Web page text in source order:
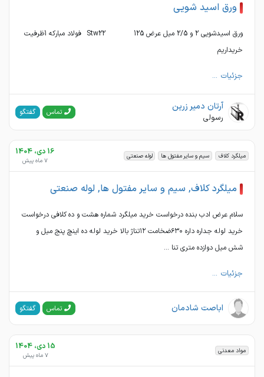
ورق اسید شویی
ورق اسیدشویی 2 و 2/5 میل عرض 125 Stw22 فولاد مبارکه 1ظرفیت
خریداریم
جزئیات ...
آرتان دمیر زرین
رسولی تماس گفتگو
میلگرد کلاف سیم و سایر مفتول ها لوله صنعتی 16 دی، 1404
7 ماه پیش
میلگرد کلاف, سیم و سایر مفتول ها, لوله صنعتی
سلام عرض ادب بنده درخواست خرید میلگرد شماره هشت و ده کلافی درخواست
خرید لوله جداره داره ۶۳۰ضخامت ۱۲تناژ بالا خرید لوله ده اینچ پنج میل و
شش میل دوازده متری تنا ...
جزئیات ...
اباصت شادمان تماس گفتگو
مواد معدنی 15 دی، 1404
7 ماه پیش